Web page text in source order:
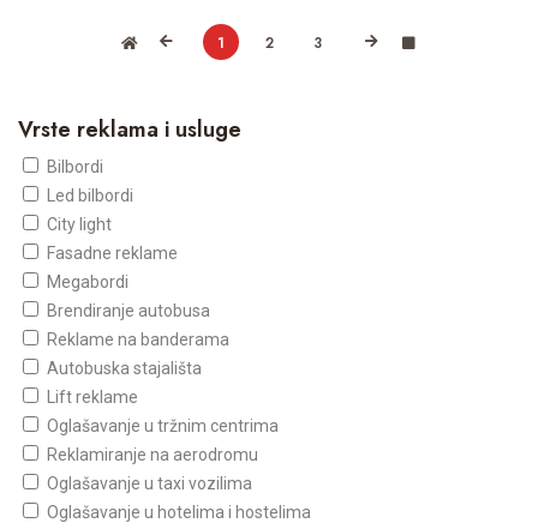
1 2 3
Vrste reklama i usluge
Bilbordi
Led bilbordi
City light
Fasadne reklame
Megabordi
Brendiranje autobusa
Reklame na banderama
Autobuska stajališta
Lift reklame
Oglašavanje u tržnim centrima
Reklamiranje na aerodromu
Oglašavanje u taxi vozilima
Oglašavanje u hotelima i hostelima